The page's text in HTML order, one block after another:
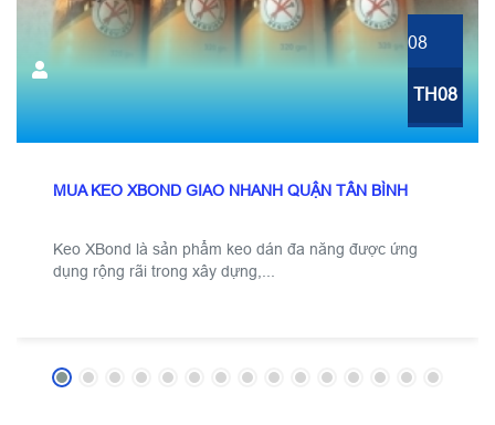
08
TH08
MUA KEO XBOND GIAO NHANH QUẬN TÂN BÌNH
Keo XBond là sản phẩm keo dán đa năng được ứng
dụng rộng rãi trong xây dựng,...